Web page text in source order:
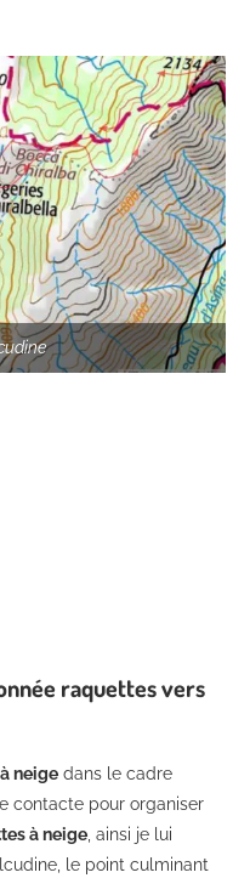
raquettes vers
neige dans le cadre
contacte pour organiser
à neige , ainsi je lui
le point culminant